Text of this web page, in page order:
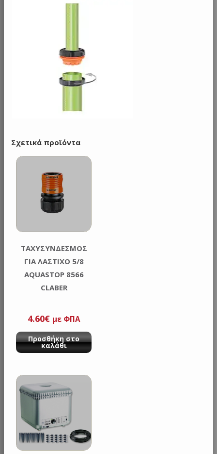
Σχετικά προϊόντα
ΤΑΧΥΣΥΝΔΕΣΜΟΣ
ΓΙΑ ΛΑΣΤΙΧΟ 5/8
AQUASTOP 8566
CLABER
4.60€ με ΦΠΑ
Προσθήκη στο
καλάθι